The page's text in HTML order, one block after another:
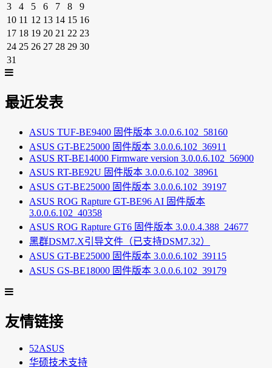
3
4 5 6 7 8
9
10 11 12 13 14 15 16
17 18 19 20 21 22 23
24 25 26 27 28 29 30
31
最近发表
ASUS TUF-BE9400 固件版本 3.0.0.6.102_58160
ASUS GT-BE25000 固件版本 3.0.0.6.102_36911
ASUS RT-BE14000 Firmware version 3.0.0.6.102_56900
ASUS RT-BE92U 固件版本 3.0.0.6.102_38961
ASUS GT-BE25000 固件版本 3.0.0.6.102_39197
ASUS ROG Rapture GT-BE96 AI 固件版本
3.0.0.6.102_40358
ASUS ROG Rapture GT6 固件版本 3.0.0.4.388_24677
黑群DSM7.X引导文件（已支持DSM7.32）
ASUS GT-BE25000 固件版本 3.0.0.6.102_39115
ASUS GS-BE18000 固件版本 3.0.0.6.102_39179
友情链接
52ASUS
华硕技术支持